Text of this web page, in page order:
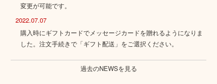
変更が可能です。
2022.07.07
購入時にギフトカードでメッセージカードを贈れるようになりま
した。注文手続きで「ギフト配送」をご選択ください。
過去のNEWSを見る